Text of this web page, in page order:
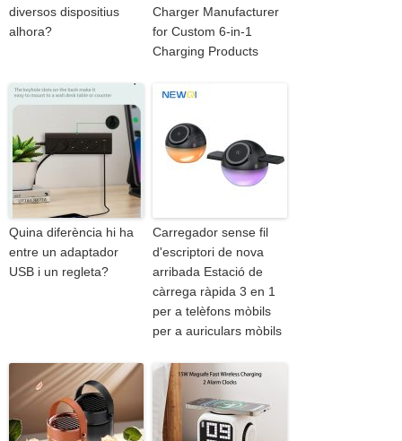
diversos dispositius
alhora?
Charger Manufacturer
for Custom 6-in-1
Charging Products
Quina diferència hi ha
entre un adaptador
USB i un regleta?
Carregador sense fil
d'escriptori de nova
arribada Estació de
càrrega ràpida 3 en 1
per a telèfons mòbils
per a auriculars mòbils